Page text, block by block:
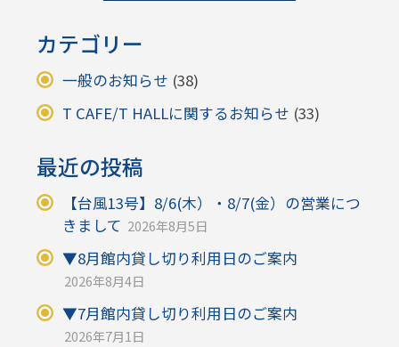
カテゴリー
一般のお知らせ (38)
T CAFE/T HALLに関するお知らせ (33)
最近の投稿
【台風13号】8/6(木）・8/7(金）の営業につ
きまして 2026年8月5日
▼8月館内貸し切り利用日のご案内
2026年8月4日
▼7月館内貸し切り利用日のご案内
2026年7月1日